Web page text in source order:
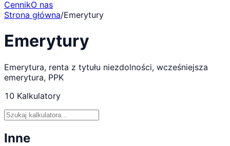
CennikO nas
Strona główna/Emerytury
Emerytury
Emerytura, renta z tytułu niezdolności, wcześniejsza
emerytura, PPK
10 Kalkulatory
Inne